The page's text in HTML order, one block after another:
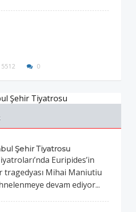
5512 0
Şehir Tiyatrosu
Euripides’in
tragedyası Mihai Maniutiu
devam ediyor...